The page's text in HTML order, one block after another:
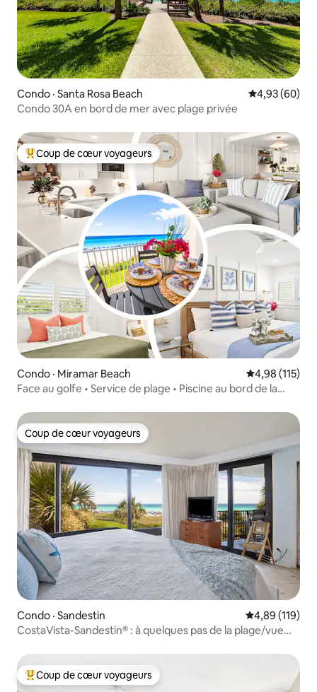
Condo · Santa Rosa Beach Note
4,93 (60)
Condo 30A en bord de mer avec plage privée
Coup de cœur voyageurs parmi les plus aimés
Coup de cœur voyageurs
Condo · Miramar Beach Note
4,98 (115)
Face au golfe • Service de plage • Piscine au bord de la
Coup de cœur voyageurs
Coup de cœur voyageurs
Condo · Sandestin Note
4,89 (119)
CostaVista-Sandestin® : à quelques pas de la plage/vue
Coup de cœur voyageurs parmi les plus aimés
Coup de cœur voyageurs